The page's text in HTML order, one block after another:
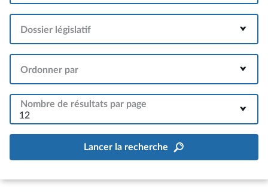
Dossier législatif
Ordonner par
Nombre de résultats par page
12
Lancer la recherche